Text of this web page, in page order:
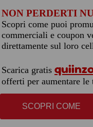
NON PERDERTI
Scopri come puoi
commerciali e coupon
direttamente sul loro
Scarica gratis
offerti per aumentare le
SCOPRI COME